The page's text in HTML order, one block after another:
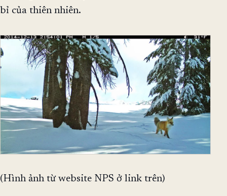
bỉ của thiên nhiên.
(Hình ảnh từ website NPS ở link trên)